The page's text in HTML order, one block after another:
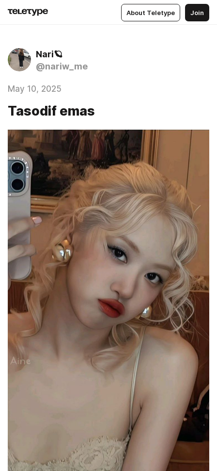
About Teletype Join
Nari🪐
@nariw_me
May 10, 2025
Tasodif emas